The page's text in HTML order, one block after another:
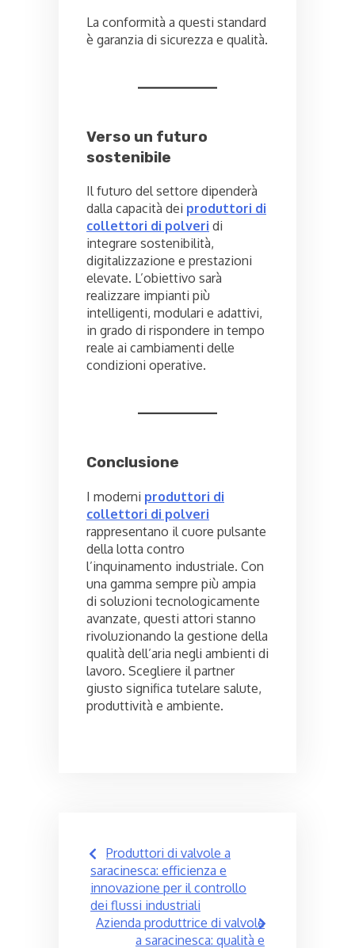
La conformità a questi standard
è garanzia di sicurezza e qualità.
Verso un futuro
sostenibile
Il futuro del settore dipenderà
dalla capacità dei produttori di
collettori di polveri di
integrare sostenibilità,
digitalizzazione e prestazioni
elevate. L’obiettivo sarà
realizzare impianti più
intelligenti, modulari e adattivi,
in grado di rispondere in tempo
reale ai cambiamenti delle
condizioni operative.
Conclusione
I moderni produttori di
collettori di polveri
rappresentano il cuore pulsante
della lotta contro
l’inquinamento industriale. Con
una gamma sempre più ampia
di soluzioni tecnologicamente
avanzate, questi attori stanno
rivoluzionando la gestione della
qualità dell’aria negli ambienti di
lavoro. Scegliere il partner
giusto significa tutelare salute,
produttività e ambiente.
Post
navigation
Produttori di valvole a
saracinesca: efficienza e
innovazione per il controllo
dei flussi industriali
Azienda produttrice di valvole
a saracinesca: qualità e